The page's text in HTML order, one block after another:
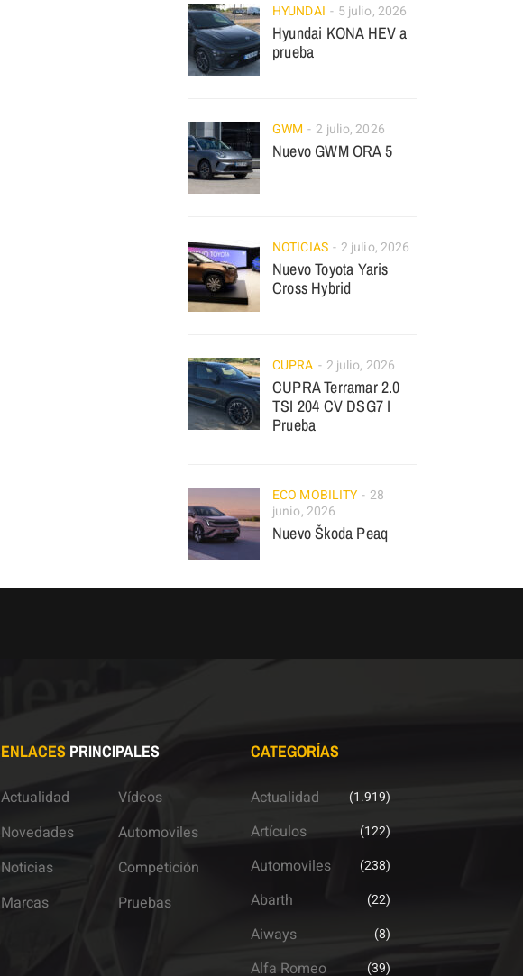
HYUNDAI 5 julio, 2026
Hyundai KONA HEV a
prueba
GWM 2 julio, 2026
Nuevo GWM ORA 5
NOTICIAS 2 julio, 2026
Nuevo Toyota Yaris
Cross Hybrid
CUPRA 2 julio, 2026
CUPRA Terramar 2.0
TSI 204 CV DSG7 I
Prueba
ECO MOBILITY
28
junio, 2026
Nuevo Škoda Peaq
ENLACESPRINCIPALES
Actualidad
Novedades
Noticias
Marcas
Vídeos
Automoviles
Competición
Pruebas
CATEGORÍAS
Actualidad (1.919)
Artículos (122)
Automoviles (238)
Abarth (22)
Aiways (8)
Alfa Romeo (39)